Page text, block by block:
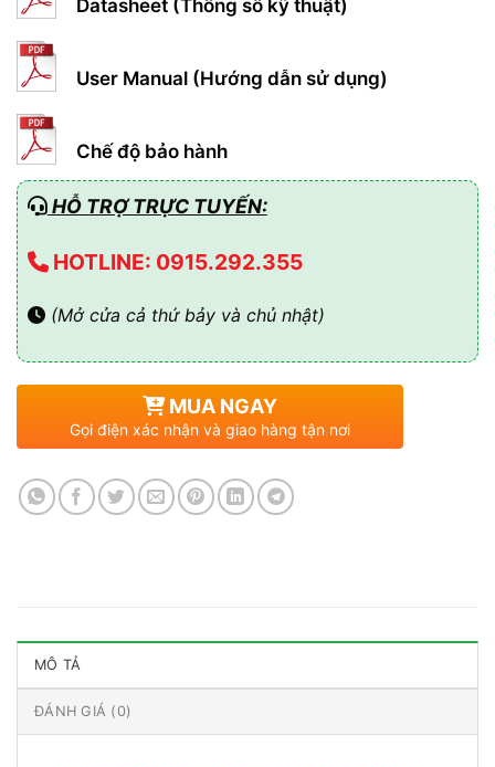
Datasheet (Thông số kỹ thuật)
User Manual (Hướng dẫn sử dụng)
Chế độ bảo hành
HỖ TRỢ TRỰC TUYẾN:
HOTLINE: 0915.292.355
(Mở cửa cả thứ bảy và chủ nhật)
MUA NGAY
Gọi điện xác nhận và giao hàng tận nơi
MÔ TẢ
ĐÁNH GIÁ (0)